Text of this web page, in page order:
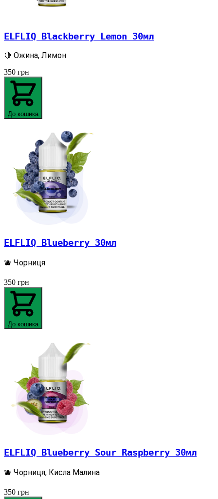
ELFLIQ Blackberry Lemon 30мл
🍋 Ожина, Лимон
350 грн
До кошика
ELFLIQ Blueberry 30мл
🫐 Чорниця
350 грн
До кошика
ELFLIQ Blueberry Sour Raspberry 30мл
🫐 Чорниця, Кисла Малина
350 грн